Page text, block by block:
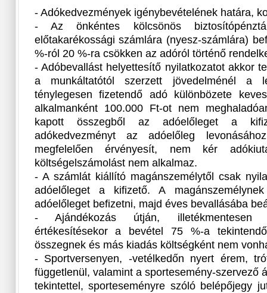
- Adókedvezmények igénybevételének határa,
- Az önkéntes kölcsönös
előtakarékossági számlára (nyesz-számlára)
%-ról 20 %-ra csökken az adóról történő
- Adóbevallást helyettesítő nyilatkozatot akkor
a munkáltatótól szerzett jövedelménél a
ténylegesen fizetendő adó különbözete
alkalmanként 100.000 Ft-ot nem
kapott összegből az adóelőleget a
adókedvezményt az adóelőleg
megfelelően érvényesít, nem kér
költségelszámolást nem alkalmaz.
- A számlát kiállító magánszemélytől csak
adóelőleget a kifizető. A
adóelőleget befizetni, majd éves bevallásába
- Ajándékozás útján, illetékmentesen
értékesítésekor a bevétel 75 %-a
összegnek és más kiadás költségként nem
- Sportversenyen, -vetélkedőn nyert érem,
függetlenül, valamint a sportesemény-szervező
tekintettel, sporteseményre szóló belépőjegy